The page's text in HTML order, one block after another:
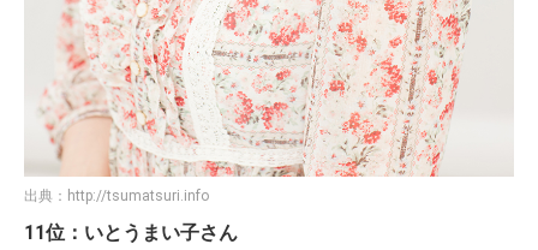
出典： http://tsumatsuri.info
11位：いとうまい子さん